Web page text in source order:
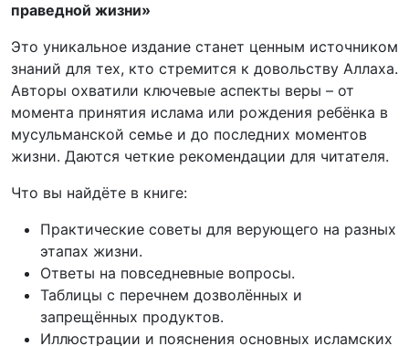
праведной жизни»
Это уникальное издание станет ценным источником
знаний для тех, кто стремится к довольству Аллаха.
Авторы охватили ключевые аспекты веры – от
момента принятия ислама или рождения ребёнка в
мусульманской семье и до последних моментов
жизни. Даются четкие рекомендации для читателя.
Что вы найдёте в книге:
Практические советы для верующего на разных
этапах жизни.
Ответы на повседневные вопросы.
Таблицы с перечнем дозволённых и
запрещённых продуктов.
Иллюстрации и пояснения основных исламских